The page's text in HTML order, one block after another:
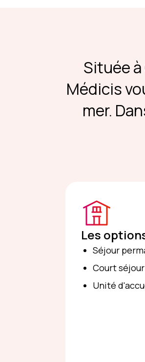
Située
Médicis
mer.
Les
Séjour
Court séjour
Unité